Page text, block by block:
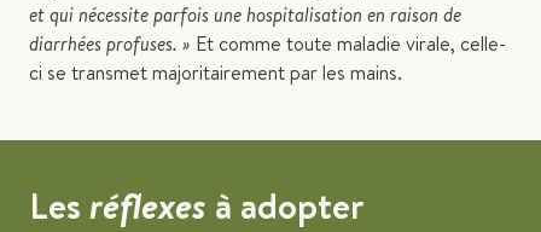
et qui nécessite parfois une hospitalisation en raison de
diarrhées profuses. » Et comme toute maladie virale, celle-
ci se transmet majoritairement par les mains.
Lesréflexes à adopter